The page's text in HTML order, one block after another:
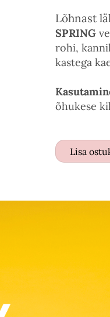
Lõhnast
SPRING
rohi,
kastega
õhukese
Lisa